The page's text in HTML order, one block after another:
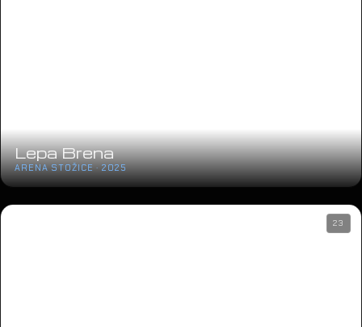
Lepa Brena
ARENA STOŽICE · 2025
23